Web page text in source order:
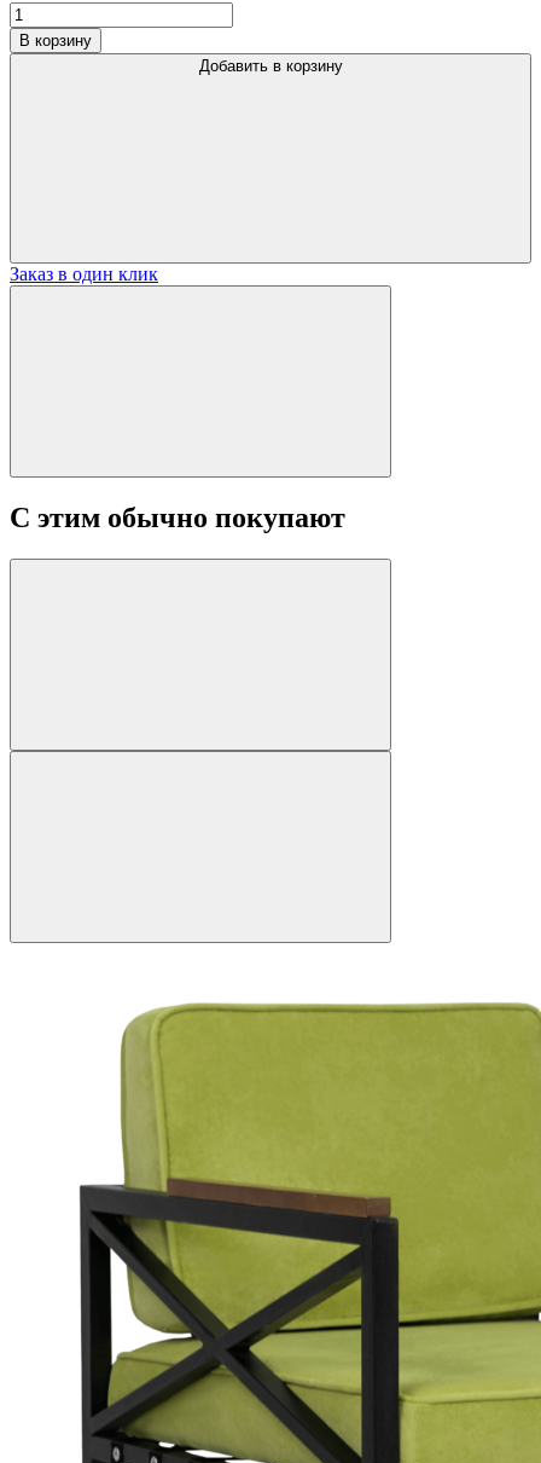
Количество
товара
Кресло
В корзину
Добавить в корзину
Заказ в один клик
С этим обычно покупают